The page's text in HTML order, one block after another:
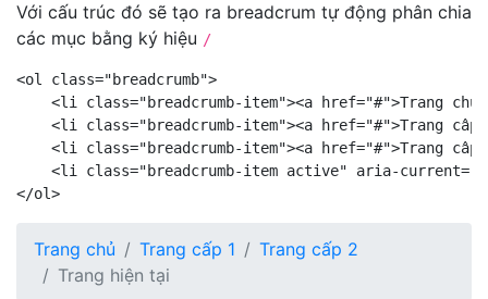
Với cấu trúc đó sẽ tạo ra breadcrum tự động phân chia
các mục bằng ký hiệu /
<ol class="breadcrumb">
<li class="breadcrumb-item"><a href="#">Trang
<li class="breadcrumb-item"><a href="#">Trang cấp
<li class="breadcrumb-item"><a href="#">Trang cấp
<li class="breadcrumb-item active" aria-
</ol>
Trang chủ Trang cấp 1
Trang cấp 2
Trang hiện tại